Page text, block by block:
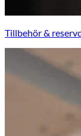
Tillbehör &